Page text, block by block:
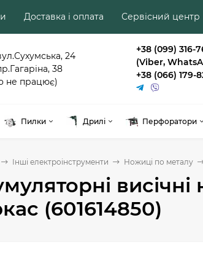
Доставка і оплата Сервісний центр
24
38
не працює)
+38 (099) 316-
(Viber,
+38 (066) 179-
Пилки Дрилі Перфоратори
Інші електроінструменти Ножиці по металу
висічні
(601614850)